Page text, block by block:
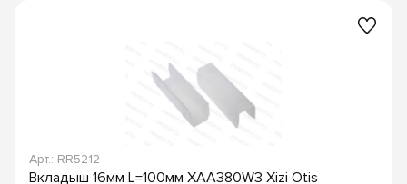
Арт.: RR5212
Вкладыш 16мм L=100мм XAA380W3 Xizi Otis